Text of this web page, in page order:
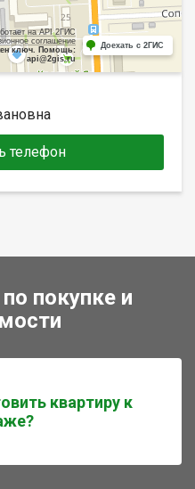
на API 2ГИС
соглашение
ключ. Помощь:
api@2gis.ru
Доехать с 2ГИС
телефон
покупке и
квартиру к